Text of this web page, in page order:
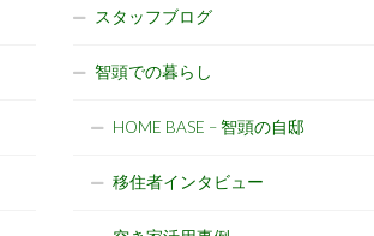
スタッフブログ
智頭での暮らし
HOME BASE – 智頭の自邸
移住者インタビュー